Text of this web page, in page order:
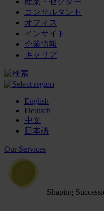
コンサルタント
オフィス
インサイト
企業情報
キャリア
English
Deutsch
中文
日本語
Our Services
Shaping